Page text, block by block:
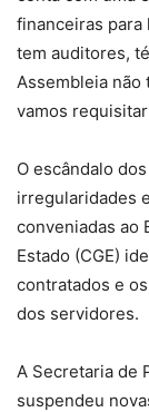
financeiras para
tem auditores,
Assembleia não
vamos
O escândalo
irregularidades
conveniadas ao
Estado (CGE)
contratados e
dos servidores.
A Secretaria de
suspendeu